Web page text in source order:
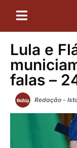
Lula e
falas –
Redação -